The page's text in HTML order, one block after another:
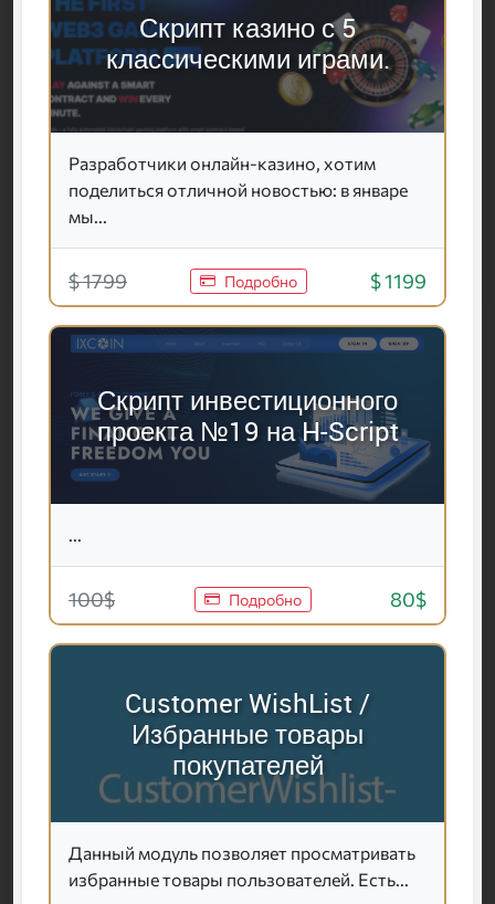
Скрипт казино с 5
классическими играми.
Разработчики онлайн-казино, хотим
поделиться отличной новостью: в январе
мы...
$ 1799 Подробно $ 1199
Скрипт инвестиционного
проекта №19 на H-Script
100$ Подробно 80$
Customer WishList /
Избранные товары
покупателей
Данный модуль позволяет просматривать
избранные товары пользователей. Есть...